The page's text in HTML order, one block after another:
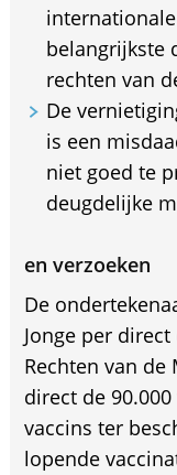
belangrijkste
rechten van
De
is een
niet goed te
deugdelijke
en verzoeken
De
Jonge per
Rechten van de
direct de
vaccins ter
lopende